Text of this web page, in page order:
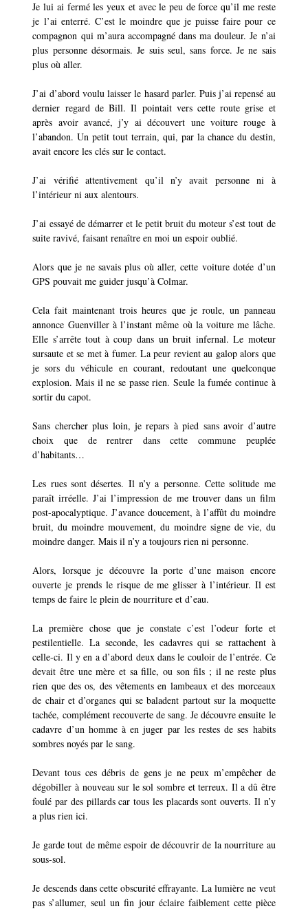
Je lui ai fermé les yeux et avec le peu de force qu’il me reste
je l’ai enterré. C’est le moindre que je puisse faire pour ce
compagnon qui m’aura accompagné dans ma douleur. Je n’ai
plus personne désormais. Je suis seul, sans force. Je ne sais
plus où aller.
J’ai d’abord voulu laisser le hasard parler. Puis j’ai repensé au
dernier regard de Bill. Il pointait vers cette route grise et
après avoir avancé, j’y ai découvert une voiture rouge à
l’abandon. Un petit tout terrain, qui, par la chance du destin,
avait encore les clés sur le contact.
J’ai vérifié attentivement qu’il n’y avait personne ni à
l’intérieur ni aux alentours.
J’ai essayé de démarrer et le petit bruit du moteur s’est tout de
suite ravivé, faisant renaître en moi un espoir oublié.
Alors que je ne savais plus où aller, cette voiture dotée d’un
GPS pouvait me guider jusqu’à Colmar.
Cela fait maintenant trois heures que je roule, un panneau
annonce Guenviller à l’instant même où la voiture me lâche.
Elle s’arrête tout à coup dans un bruit infernal. Le moteur
sursaute et se met à fumer. La peur revient au galop alors que
je sors du véhicule en courant, redoutant une quelconque
explosion. Mais il ne se passe rien. Seule la fumée continue à
sortir du capot.
Sans chercher plus loin, je repars à pied sans avoir d’autre
choix que de rentrer dans cette commune peuplée
d’habitants…
Les rues sont désertes. Il n’y a personne. Cette solitude me
paraît irréelle. J’ai l’impression de me trouver dans un film
post-apocalyptique. J’avance doucement, à l’affût du moindre
bruit, du moindre mouvement, du moindre signe de vie, du
moindre danger. Mais il n’y a toujours rien ni personne.
Alors, lorsque je découvre la porte d’une maison encore
ouverte je prends le risque de me glisser à l’intérieur. Il est
temps de faire le plein de nourriture et d’eau.
La première chose que je constate c’est l’odeur forte et
pestilentielle. La seconde, les cadavres qui se rattachent à
celle-ci. Il y en a d’abord deux dans le couloir de l’entrée. Ce
devait être une mère et sa fille, ou son fils ; il ne reste plus
rien que des os, des vêtements en lambeaux et des morceaux
de chair et d’organes qui se baladent partout sur la moquette
tachée, complément recouverte de sang. Je découvre ensuite le
cadavre d’un homme à en juger par les restes de ses habits
sombres noyés par le sang.
Devant tous ces débris de gens je ne peux m’empêcher de
dégobiller à nouveau sur le sol sombre et terreux. Il a dû être
foulé par des pillards car tous les placards sont ouverts. Il n’y
a plus rien ici.
Je garde tout de même espoir de découvrir de la nourriture au
sous-sol.
Je descends dans cette obscurité effrayante. La lumière ne veut
pas s’allumer, seul un fin jour éclaire faiblement cette pièce